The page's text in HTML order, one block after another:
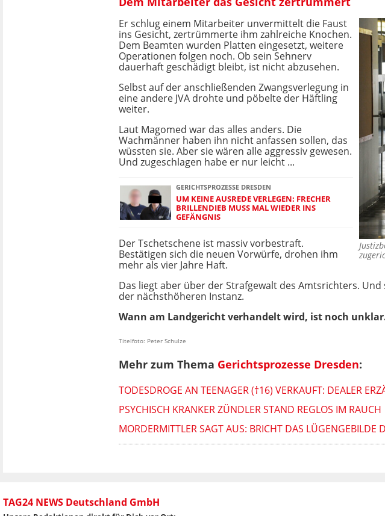
Er schlug einem Mitarbeiter unvermittelt die Faust
ins Gesicht, zertrümmerte ihm zahlreiche Knochen.
Dem Beamten wurden Platten eingesetzt, weitere
Operationen folgen noch. Ob sein Sehnerv
dauerhaft geschädigt bleibt, ist nicht abzusehen.
Selbst auf der anschließenden Zwangsverlegung in
eine andere JVA drohte und pöbelte der Häftling
weiter.
Laut Magomed war das alles anders. Die
Wachmänner haben ihn nicht anfassen sollen, das
wüssten sie. Aber sie wären alle aggressiv gewesen.
Und zugeschlagen habe er nur leicht ...
GERICHTSPROZESSE DRESDEN
UM KEINE AUSREDE VERLEGEN: FRECHER
BRILLENDIEB MUSS MAL WIEDER INS
GEFÄNGNIS
Der Tschetschene ist massiv vorbestraft.
Bestätigen sich die neuen Vorwürfe, drohen ihm
mehr als vier Jahre Haft.
Das liegt aber über der Strafgewalt des Amtsrichters.
der nächsthöheren Instanz.
Wann am Landgericht verhandelt wird, ist noch
Titelfoto: Peter Schulze
Mehr zum Thema Gerichtsprozesse Dresden:
TODESDROGE AN TEENAGER (†16) VERKAUFT: DEALER
PSYCHISCH KRANKER ZÜNDLER STAND REGLOS IM RAUCH
MORDERMITTLER SAGT AUS: BRICHT DAS LÜGENGEBILDE
TAG24 NEWS Deutschland GmbH